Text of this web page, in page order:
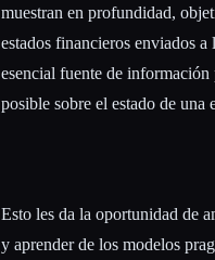
muestran en profundidad,
estados financieros enviados
esencial fuente de información
posible sobre el estado de una
Esto les da la oportunidad de
y aprender de los modelos